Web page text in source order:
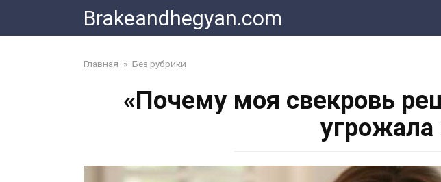
content
Brakeandhegyan.com
Главная » Без рубрики
«Почему моя свекровь
угрожала